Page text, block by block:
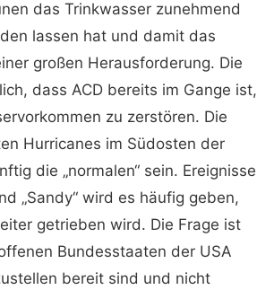
das Trinkwasser zunehmend
lassen hat und damit das
großen Herausforderung. Die
dass ACD bereits im Gange ist,
zu zerstören. Die
Hurricanes im Südosten der
die „normalen“ sein. Ereignisse
„Sandy“ wird es häufig geben,
getrieben wird. Die Frage ist
Bundesstaaten der USA
bereit sind und nicht